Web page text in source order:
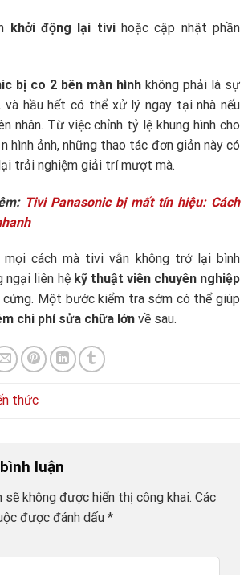
khởi động lại tivihoặc cập nhật phần
bị co 2 bên màn hình không phải là sự
và hầu hết có thể xử lý ngay tại nhà nếu
nhân. Từ việc chỉnh tỷ lệ khung hình cho
hình ảnh, những thao tác đơn giản này có
trải nghiệm giải trí mượt mà.
Tivi Panasonic bị mất tín hiệu: Cách
mọi cách mà tivi vẫn không trở lại bình
ngại liên hệ kỹ thuật viên chuyên nghiệp
cứng. Một bước kiểm tra sớm có thể giúp
chi phí sửa chữa lớn về sau.
thức
luận
sẽ không được hiển thị công khai. Các
được đánh dấu *